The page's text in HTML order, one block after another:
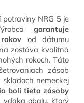
potraviny NRG 5 je
garantuje
od dátumu
zostáva kvalitná
rokoch. Táto
zásob
nemeckej
boli tieto zásoby
vďaka obalu, ktorý